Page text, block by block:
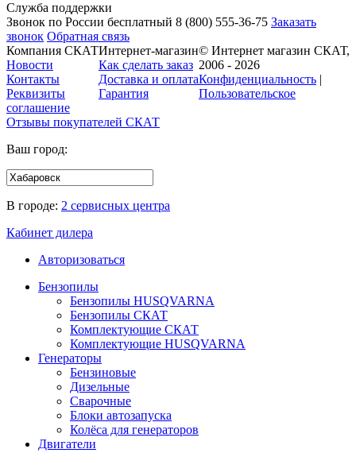
Служба поддержки
Звонок по России бесплатный 8 (800) 555-36-75 Заказать
звонок Обратная связь
Компания СКАТ
Новости
Контакты
Реквизиты
Интернет-магазин
Как сделать заказ
Доставка и оплата
Гарантия
© Интернет магазин СКАТ,
2006 - 2026
Конфиденциальность |
Пользовательское
соглашение
Отзывы покупателей СКАТ
Ваш город:
В городе: 2 сервисных центра
Кабинет дилера
Авторизоваться
Бензопилы
Бензопилы HUSQVARNA
Бензопилы СКАТ
Комплектующие СКАТ
Комплектующие HUSQVARNA
Генераторы
Бензиновые
Дизельные
Сварочные
Блоки автозапуска
Колёса для генераторов
Двигатели